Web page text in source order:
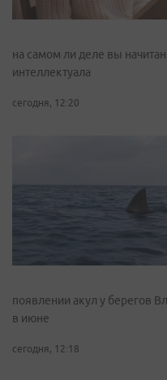
на самом ли деле вы
интеллектуала
сегодня, 12:20
появлении акул у берегов
в июне
сегодня, 12:18